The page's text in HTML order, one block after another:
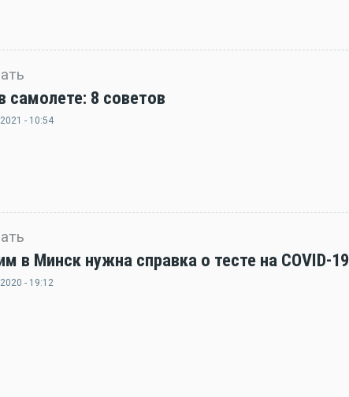
самолете: 8 советов
- 10:54
в Минск нужна справка о тесте на COVID-19
- 19:12